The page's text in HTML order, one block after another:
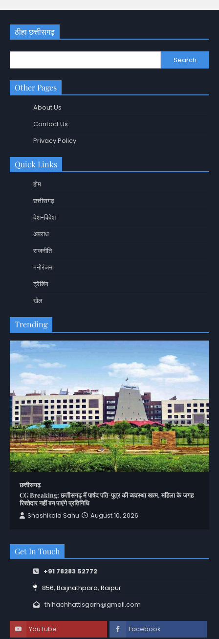
ठीहा छत्तीसगढ़
Search
Other Pages
About Us
Contact Us
Privacy Policy
Quick Links
होम
छत्तीसगढ़
देश-विदेश
अपराध
राजनीति
मनोरंजन
ट्रेंडिंग
खेल
Trending
छत्तीसगढ़
CG Breaking: छत्तीसगढ़ में पार्षद पति-पुत्र की व्यवस्था खत्म, महिला के जगह
रिश्तेदार नहीं बन पाएंगे प्रतिनिधि
Shashikala Sahu
August 10, 2026
Get In Touch
+91 78283 52772
856, Baijnathpara, Raipur
thihachhattisgarh@gmail.com
YouTube Facebook